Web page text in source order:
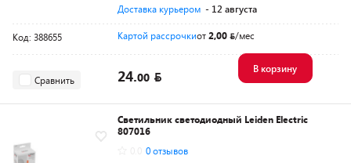
Доставка курьером - 12 августа
Код: 388655 Картой рассрочкиот2,00 /мес
Сравнить 24.00
В корзину
Светильник светодиодный Leiden Electric
807016
0 отзывов